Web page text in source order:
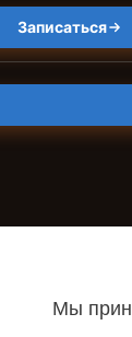
Записаться
Мы